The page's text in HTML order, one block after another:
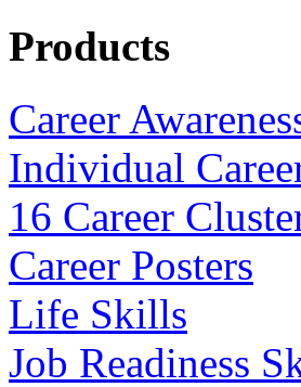
Products
Career
Individual
16 Career
Career Posters
Life Skills
Job Readiness